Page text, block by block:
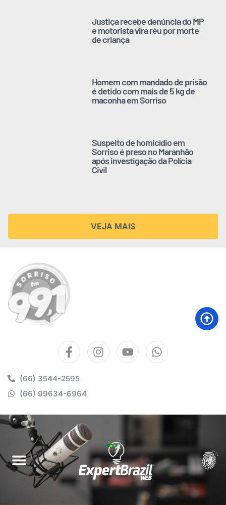
Justiça recebe denúncia do MP
e motorista vira réu por morte
de criança
Homem com mandado de prisão
é detido com mais de 5 kg de
maconha em Sorriso
Suspeito de homicídio em
Sorriso é preso no Maranhão
após investigação da Polícia
Civil
VEJA MAIS
(66) 3544-2595
(66) 99634-6964